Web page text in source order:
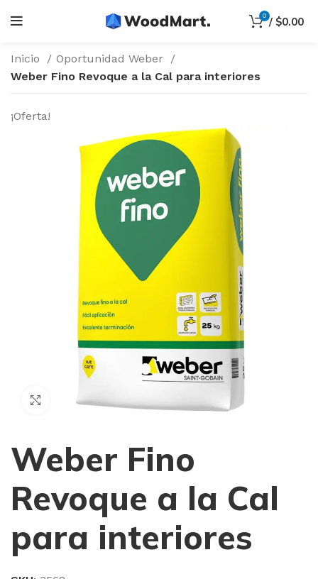
0 / $0.00
Inicio
Oportunidad Weber
Weber Fino Revoque a la Cal para interiores
¡Oferta!
Haga Click para agrandar
Weber Fino
Revoque a la Cal
para interiores